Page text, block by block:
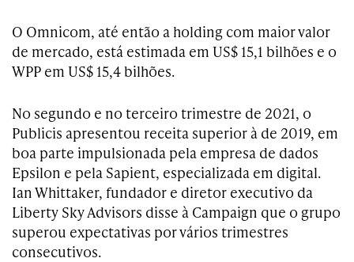
O Omnicom, até então a holding com maior valor
de mercado, está estimada em US$ 15,1 bilhões e o
WPP em US$ 15,4 bilhões.
No segundo e no terceiro trimestre de 2021, o
Publicis apresentou receita superior à de 2019, em
boa parte impulsionada pela empresa de dados
Epsilon e pela Sapient, especializada em digital.
Ian Whittaker, fundador e diretor executivo da
Liberty Sky Advisors disse à Campaign que o grupo
superou expectativas por vários trimestres
consecutivos.